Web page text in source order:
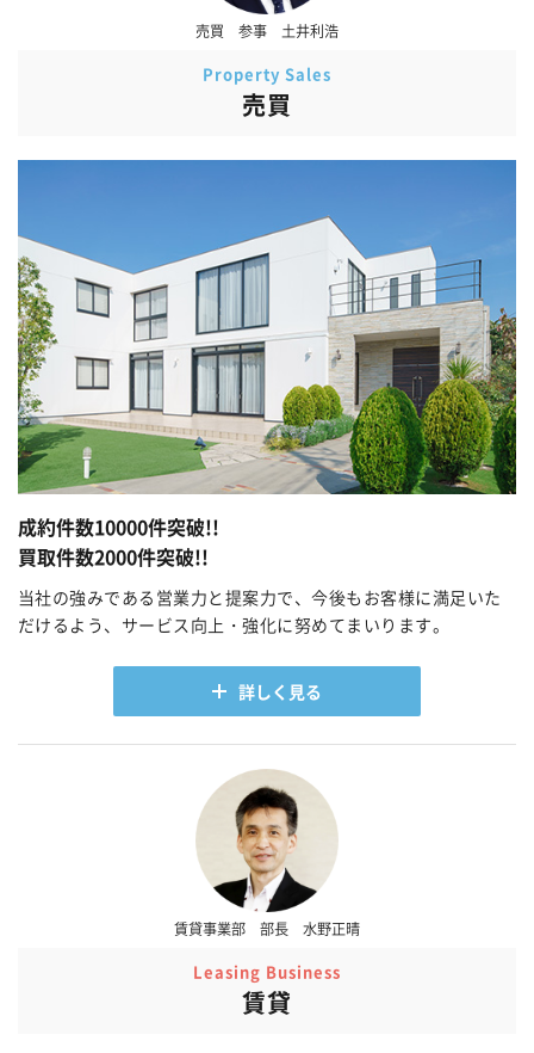
Property Sales
売買
売買 参事 土井利浩
成約件数10000件突破!!
買取件数2000件突破!!
当社の強みである営業力と提案力で、今後もお客様に満足いた
だけるよう、サービス向上・強化に努めてまいります。
詳しく見る
Leasing Business
賃貸
賃貸事業部 部長 水野正晴